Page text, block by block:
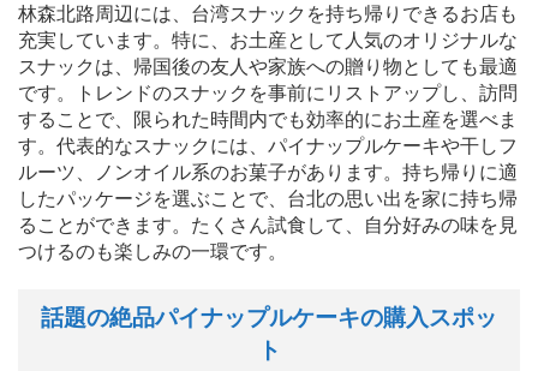
林森北路周辺には、台湾スナックを持ち帰りできるお店も
充実しています。特に、お土産として人気のオリジナルな
スナックは、帰国後の友人や家族への贈り物としても最適
です。トレンドのスナックを事前にリストアップし、訪問
することで、限られた時間内でも効率的にお土産を選べま
す。代表的なスナックには、パイナップルケーキや干しフ
ルーツ、ノンオイル系のお菓子があります。持ち帰りに適
したパッケージを選ぶことで、台北の思い出を家に持ち帰
ることができます。たくさん試食して、自分好みの味を見
つけるのも楽しみの一環です。
話題の絶品パイナップルケーキの購入スポッ
ト